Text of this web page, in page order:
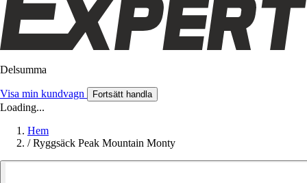
Delsumma
Visa min kundvagn Fortsätt handla
Loading...
Hem
/ Ryggsäck Peak Mountain Monty